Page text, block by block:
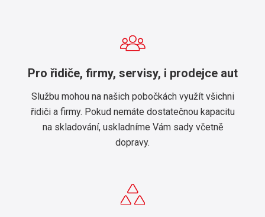
Pro řidiče, firmy, servisy, i prodejce aut
Službu mohou na našich pobočkách využít všichni
řidiči a firmy. Pokud nemáte dostatečnou kapacitu
na skladování, uskladníme Vám sady včetně
dopravy.